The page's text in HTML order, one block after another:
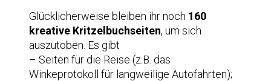
Glücklicherweise bleiben ihr noch 160
kreative Kritzelbuchseiten, um sich
auszutoben. Es gibt
– Seiten für die Reise (z.B. das
Winkeprotokoll für langweilige Autofahrten);